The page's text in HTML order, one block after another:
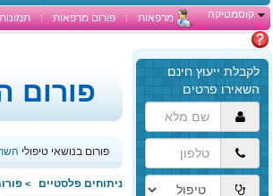
קוסמטיקה
מרפאות פורום מרפאות תמונות
הגעת
לתוכן
המרכזי,
באפשרותך
ללחוץ
אנטר
כדי
לדלג
לאזור
פורום
פורום בנושאי טיפולי
ניתוחים פלסטיים >